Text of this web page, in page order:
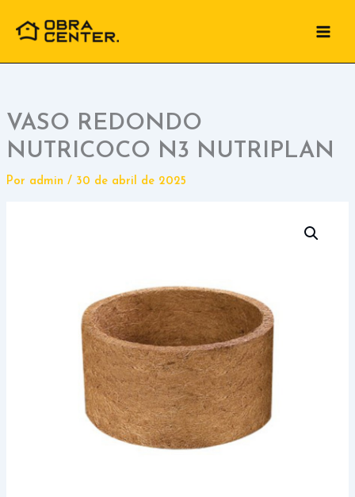
para
conteúdo
VASO REDONDO
NUTRICOCO N3 NUTRIPLAN
Por admin / 30 de abril de 2025